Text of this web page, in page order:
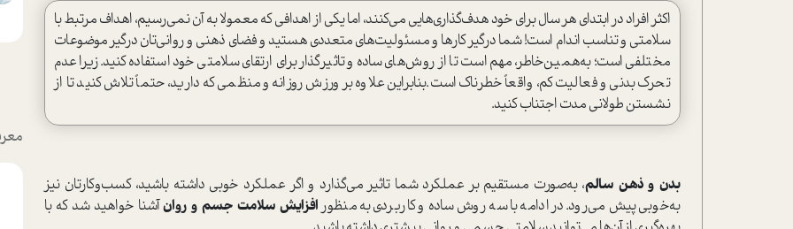
اکثر افراد در ابتدای هر سال برای خود هدف‌گذاری‌هایی می‌کنند، اما یکی از اهدافی که معمولا به آن نمی‌رسیم، اهداف مرتبط با
سلامتی و تناسب اندام است! شما درگیر کارها و مسئولیت‌های متعددی هستید و فضای ذهنی و روانی‌تان درگیر موضوعات
مختلفی است؛ به‌همین‌خاطر، مهم است تا از روش‌های ساده و تاثیرگذار برای ارتقای سلامتی خود استفاده کنید.زیرا عدم
تحرک بدنی و فعالیت کم، واقعاً خطرناک است.بنابراین علاوه بر ورزش روزانه و منظمی که دارید، حتماً تلاش کنید تا از
نشستن طولانی مدت اجتناب کنید.
بدن و ذهن سالم، به‌صورت مستقیم بر عملکرد شما تاثیر می‌گذارد و اگر عملکرد خوبی داشته باشید، کسب‌وکارتان نیز
به‌خوبی پیش می‌رود. در ادامه با سه روش ساده و کاربردی به منظورافزایش سلامت جسم و روانآشنا خواهید شد که با